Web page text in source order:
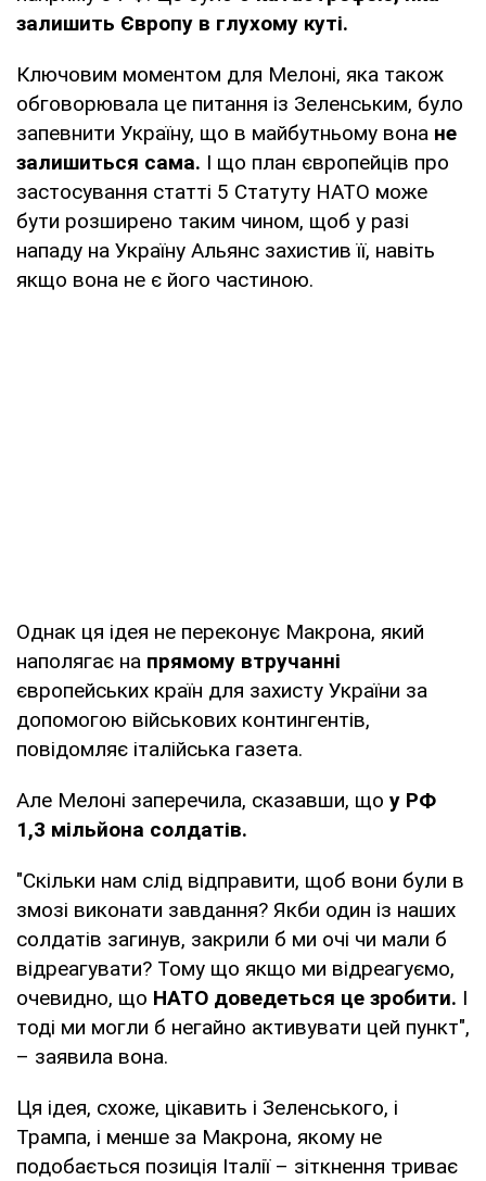
залишить Європу в глухому куті.
Ключовим моментом для Мелоні, яка також
обговорювала це питання із Зеленським, було
запевнити Україну, що в майбутньому вона не
залишиться сама. І що план європейців про
застосування статті 5 Статуту НАТО може
бути розширено таким чином, щоб у разі
нападу на Україну Альянс захистив її, навіть
якщо вона не є його частиною.
Однак ця ідея не переконує Макрона, який
наполягає на прямому втручанні
європейських країн для захисту України за
допомогою військових контингентів,
повідомляє італійська газета.
Але Мелоні заперечила, сказавши, що у РФ
1,3 мільйона солдатів.
"Скільки нам слід відправити, щоб вони були в
змозі виконати завдання? Якби один із наших
солдатів загинув, закрили б ми очі чи мали б
відреагувати? Тому що якщо ми відреагуємо,
очевидно, що НАТО доведеться це зробити. І
тоді ми могли б негайно активувати цей пункт",
– заявила вона.
Ця ідея, схоже, цікавить і Зеленського, і
Трампа, і менше за Макрона, якому не
подобається позиція Італії – зіткнення триває